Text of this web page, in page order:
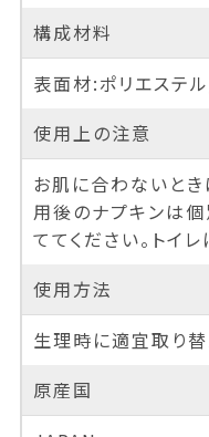
構成材料
表面材:ポリエステ
使用上の注意
お肌に合わないとき
用後のナプキンは
ててください。トイ
使用方法
生理時に適宜取り替
原産国